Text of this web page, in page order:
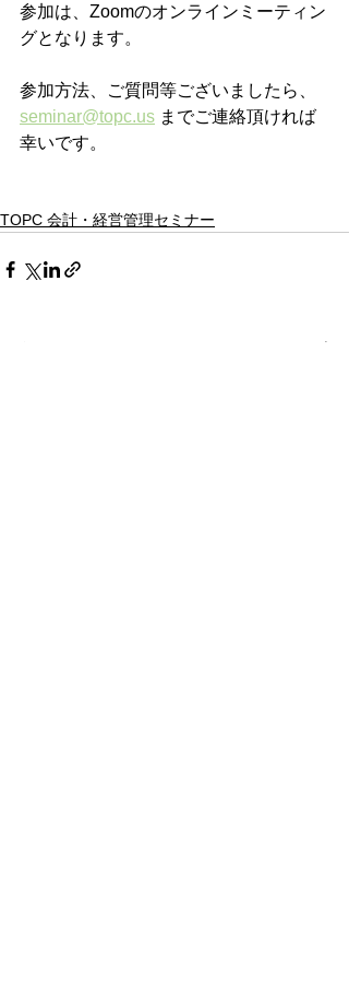
参加は、Zoomのオンラインミーティン
グとなります。
参加方法、ご質問等ございましたら、
seminar@topc.us までご連絡頂ければ
幸いです。
TOPC 会計・経営管理セミナー